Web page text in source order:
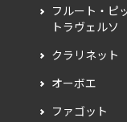
フルート・ピ
トラヴェルソ
クラリネット
オーボエ
ファゴット